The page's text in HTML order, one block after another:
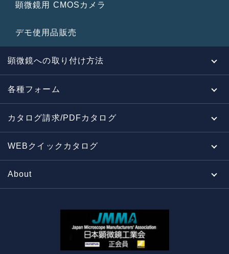
顕微鏡用 CMOSカメラ
デモ使用品販売
顕微鏡への取り付け方法
各種フォーム
カタログ請求/PDFカタログ
WEBクイックカタログ
About